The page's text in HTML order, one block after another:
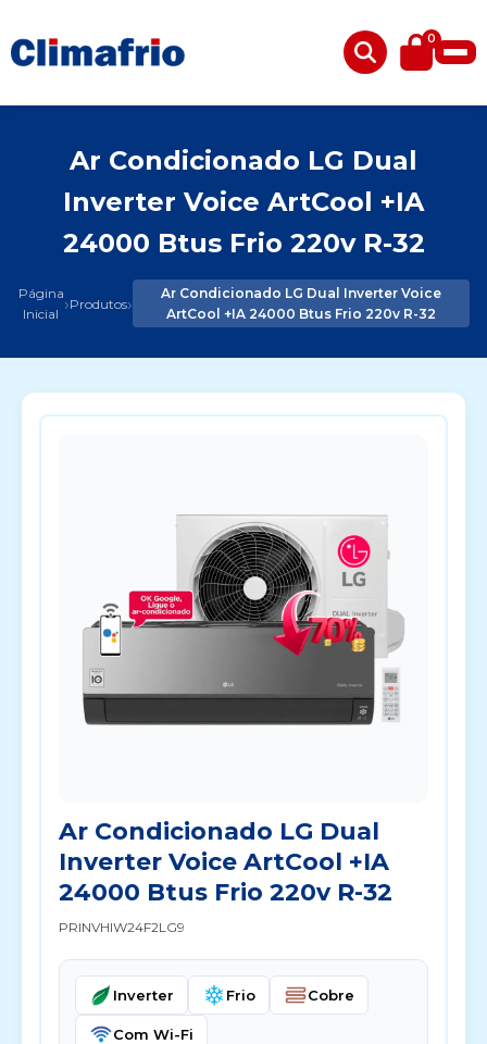
0
Ar Condicionado LG Dual
Inverter Voice ArtCool +IA
24000 Btus Frio 220v R-32
Página
Inicial ›Produtos›
Ar Condicionado LG Dual Inverter Voice
ArtCool +IA 24000 Btus Frio 220v R-32
Ar Condicionado LG Dual
Inverter Voice ArtCool +IA
24000 Btus Frio 220v R-32
PRINVHIW24F2LG9
Inverter Frio Cobre
Com Wi-Fi